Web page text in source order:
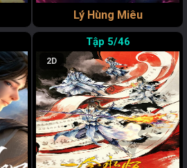
Lý Hùng Miêu
5/46
2D